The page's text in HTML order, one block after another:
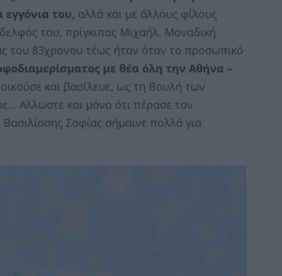
εγγόνια του, αλλά και με άλλους φίλους
του, πρίγκιπας Μιχαήλ. Μοναδική
του 83χρονου τέως ήταν όταν το προσωπικό
με θέα όλη την Αθήνα –
και βασίλευε, ως τη Βουλή των
Αλλωστε και μόνο ότι πέρασε τον
Σοφίας σήμαινε πολλά για